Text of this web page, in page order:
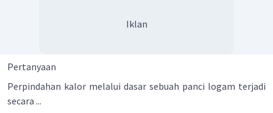
Iklan
Pertanyaan
Perpindahan kalor melalui dasar sebuah panci logam terjadi
secara ...